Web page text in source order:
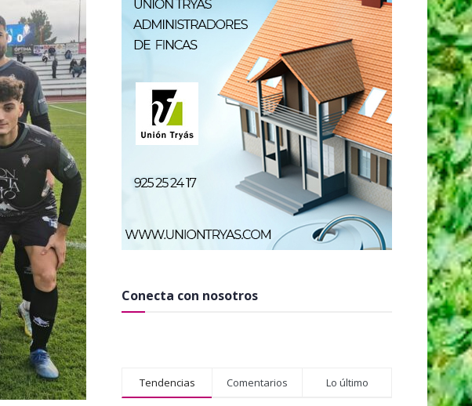
Conecta con nosotros
Tendencias Comentarios Lo último